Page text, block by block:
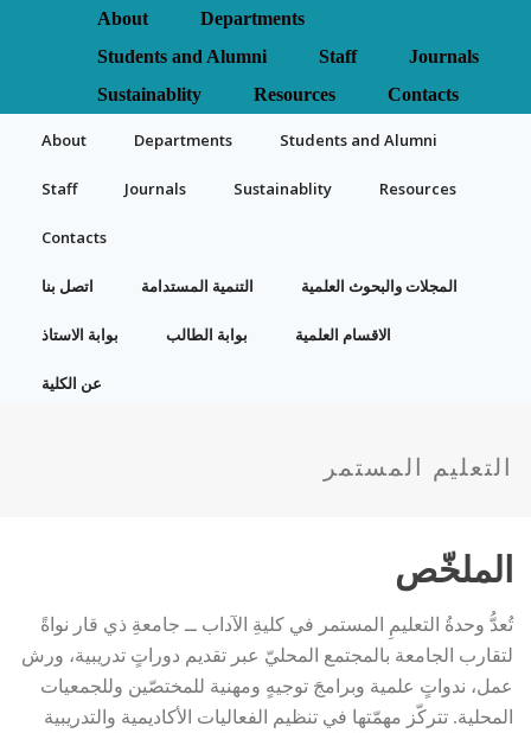
About
Departments
Students and Alumni
Staff
Journals
Sustainablity
Resources Contacts
About Departments Students and Alumni
Staff Journals Sustainablity Resources
Contacts
اتصل بنا التنمية المستدامة المجلات والبحوث العلمية
بوابة الاستاذ بوابة الطالب الاقسام العلمية
عن الكلية
التعليم المستمر
الملخّص
تُعدُّ وحدةُ التعليمِ المستمر في كليةِ الآداب ــ جامعةِ ذي قار نواةً
لتقارب الجامعة بالمجتمع المحليّ عبر تقديم دوراتٍ تدريبية، ورش
عمل، ندواتٍ علمية وبرامجَ توجيهٍ ومهنية للمختصّين وللجمعيات
المحلية. تتركّز مهمّتها في تنظيم الفعاليات الأكاديمية والتدريبية